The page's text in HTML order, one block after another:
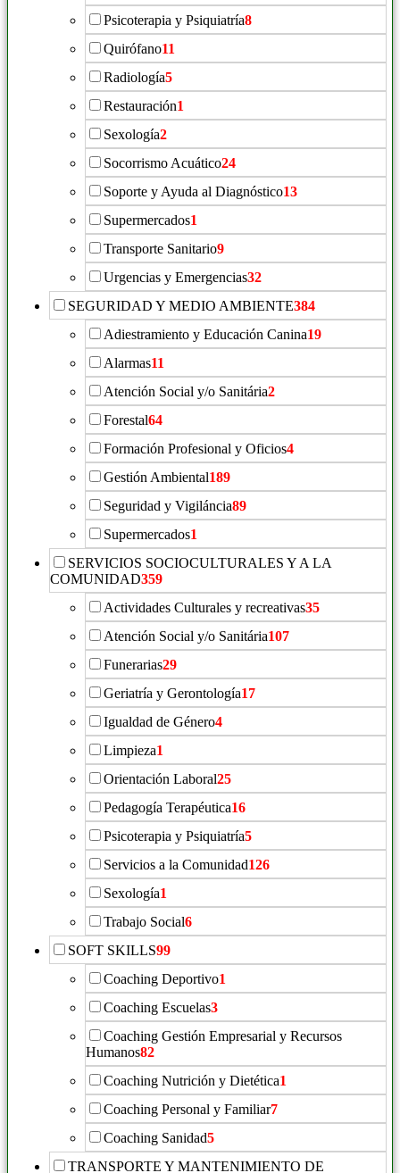
Psicoterapia y Psiquiatría8
Quirófano11
Radiología5
Restauración1
Sexología2
Socorrismo Acuático24
Soporte y Ayuda al Diagnóstico13
Supermercados1
Transporte Sanitario9
Urgencias y Emergencias32
SEGURIDAD Y MEDIO AMBIENTE384
Adiestramiento y Educación Canina19
Alarmas11
Atención Social y/o Sanitária2
Forestal64
Formación Profesional y Oficios4
Gestión Ambiental189
Seguridad y Vigiláncia89
Supermercados1
SERVICIOS SOCIOCULTURALES Y A LA
COMUNIDAD359
Actividades Culturales y recreativas35
Atención Social y/o Sanitária107
Funerarias29
Geriatría y Gerontología17
Igualdad de Género4
Limpieza1
Orientación Laboral25
Pedagogía Terapéutica16
Psicoterapia y Psiquiatría5
Servicios a la Comunidad126
Sexología1
Trabajo Social6
SOFT SKILLS99
Coaching Deportivo1
Coaching Escuelas3
Coaching Gestión Empresarial y Recursos
Humanos82
Coaching Nutrición y Dietética1
Coaching Personal y Familiar7
Coaching Sanidad5
TRANSPORTE Y MANTENIMIENTO DE